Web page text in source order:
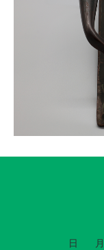
日 月